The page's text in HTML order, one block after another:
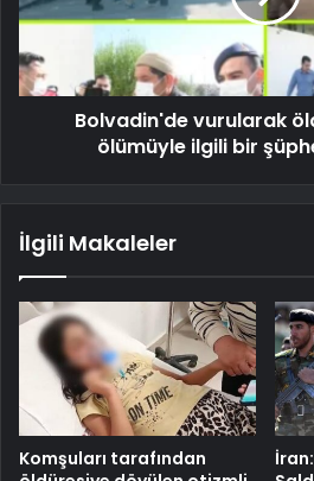
Bolvadin'de vurularak
ölümüyle ilgili bir
İlgili Makaleler
Komşuları tarafından